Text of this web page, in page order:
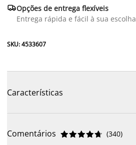
Opções de entrega flexíveis
Entrega rápida e fácil à sua escolha
SKU: 4533607
Características
Comentários 




 (340)